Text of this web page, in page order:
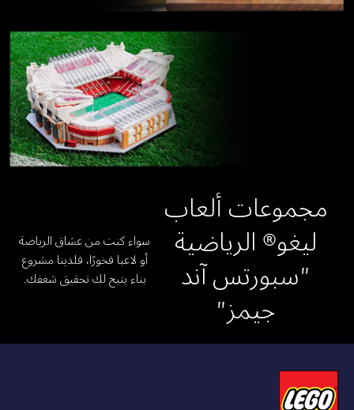
مجموعات ألعاب
ليغو® الرياضية
"سبورتس آند
جيمز"
سواء كنت من عشاق الرياضة
أو لاعبا فخورًا، فلدينا مشروع
بناء يتيح لك تحقيق شغفك.